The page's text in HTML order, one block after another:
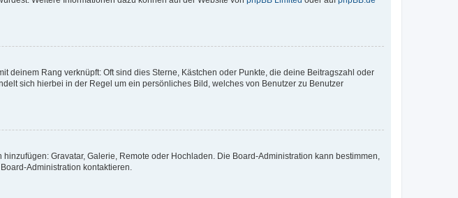
Rang verknüpft: Oft sind dies Sterne, Kästchen oder Punkte, die deine Beitragszahl oder
sich hierbei in der Regel um ein persönliches Bild, welches von Benutzer zu Benutzer
Gravatar, Galerie, Remote oder Hochladen. Die Board-Administration kann bestimmen,
Administration kontaktieren.